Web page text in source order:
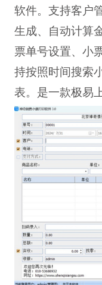
软件。支持客户
生成、自动计算
票单号设置、小
持按照时间搜索
表。是一款极易